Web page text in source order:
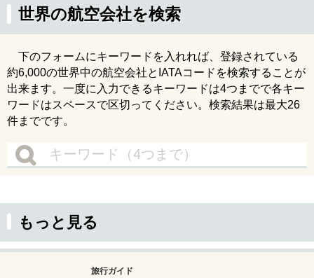
世界の航空会社を検索
下のフォームにキーワードを入れれば、登録されている
約6,000の世界中の航空会社とIATAコードを検索することが
出来ます。一度に入力できるキーワードは4つまでで各キー
ワードはスペースで区切ってください。検索結果は最大26
件までです。
もっと見る
旅行ガイド